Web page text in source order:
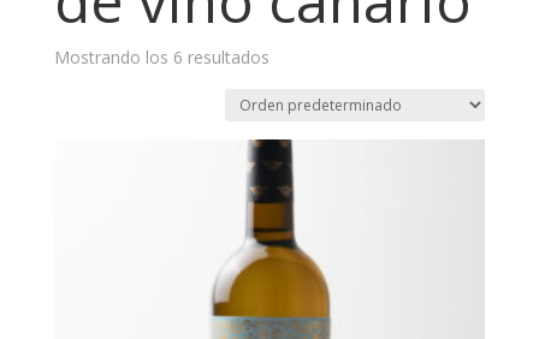
Mostrando los 6 resultados